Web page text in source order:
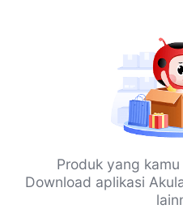
Produk yang
Download aplikasi